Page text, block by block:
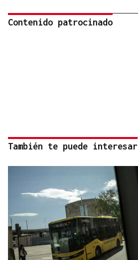
Contenido patrocinado
También te puede interesar